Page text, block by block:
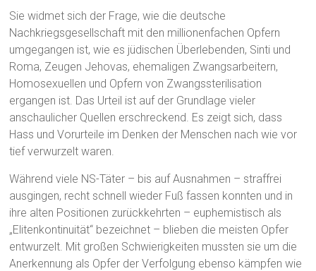
Sie widmet sich der Frage, wie die deutsche
Nachkriegsgesellschaft mit den millionenfachen Opfern
umgegangen ist, wie es jüdischen Überlebenden, Sinti und
Roma, Zeugen Jehovas, ehemaligen Zwangsarbeitern,
Homosexuellen und Opfern von Zwangssterilisation
ergangen ist. Das Urteil ist auf der Grundlage vieler
anschaulicher Quellen erschreckend. Es zeigt sich, dass
Hass und Vorurteile im Denken der Menschen nach wie vor
tief verwurzelt waren.
Während viele NS-Täter – bis auf Ausnahmen – straffrei
ausgingen, recht schnell wieder Fuß fassen konnten und in
ihre alten Positionen zurückkehrten – euphemistisch als
„Elitenkontinuität“ bezeichnet – blieben die meisten Opfer
entwurzelt. Mit großen Schwierigkeiten mussten sie um die
Anerkennung als Opfer der Verfolgung ebenso kämpfen wie